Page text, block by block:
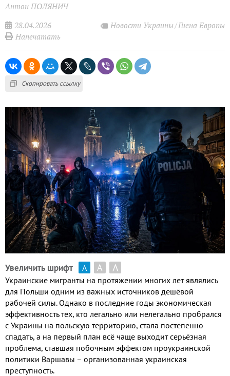
Антон ПОЛЯНИЧ
28.04.2026
Новости Украины Гиена Европы
Напечатать
Скопировать ссылку
Увеличить шрифт А А А
Украинские мигранты на протяжении многих лет являлись
для Польши одним из важных источников дешёвой
рабочей силы.Однако в последние годы экономическая
эффективность тех, кто легально или нелегально пробрался
с Украины на польскую территорию, стала постепенно
спадать, а на первый план всё чаще выходит серьёзная
проблема, ставшая побочным эффектом проукраинской
политики Варшавы – организованная украинская
преступность.